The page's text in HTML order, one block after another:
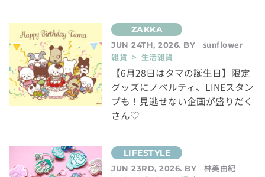
JUN 24TH, 2026. BY
sunflower
雑貨 > 生活雑貨
【6月28日はタマの誕生日】限定
グッズにノベルティ、LINEスタン
プも！見逃せない企画が盛りだく
さん♡
JUN 23RD, 2026. BY
林美由紀